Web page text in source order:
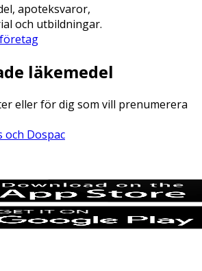
apoteksvaror,
och utbildningar.
läkemedel
eller för dig som vill prenumerera
och Dospac